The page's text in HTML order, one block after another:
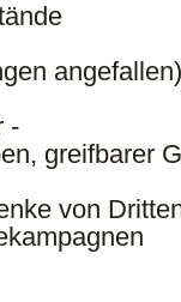
angefallen)
-
greifbarer
von